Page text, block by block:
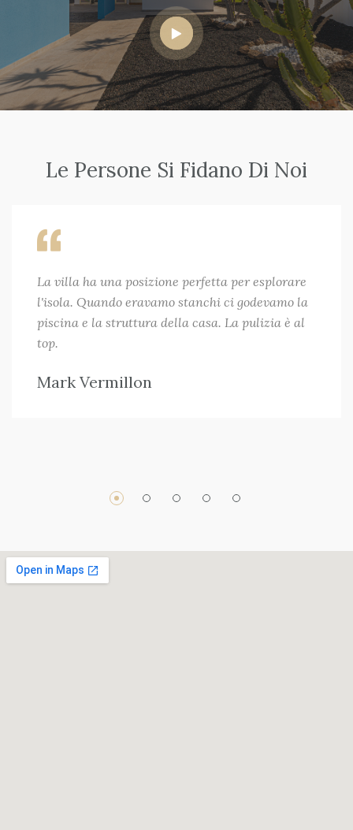
Le Persone Si Fidano Di Noi
La villa ha una posizione perfetta per esplorare
l'isola. Quando eravamo stanchi ci godevamo la
piscina e la struttura della casa. La pulizia è al
top.
Mark Vermillon